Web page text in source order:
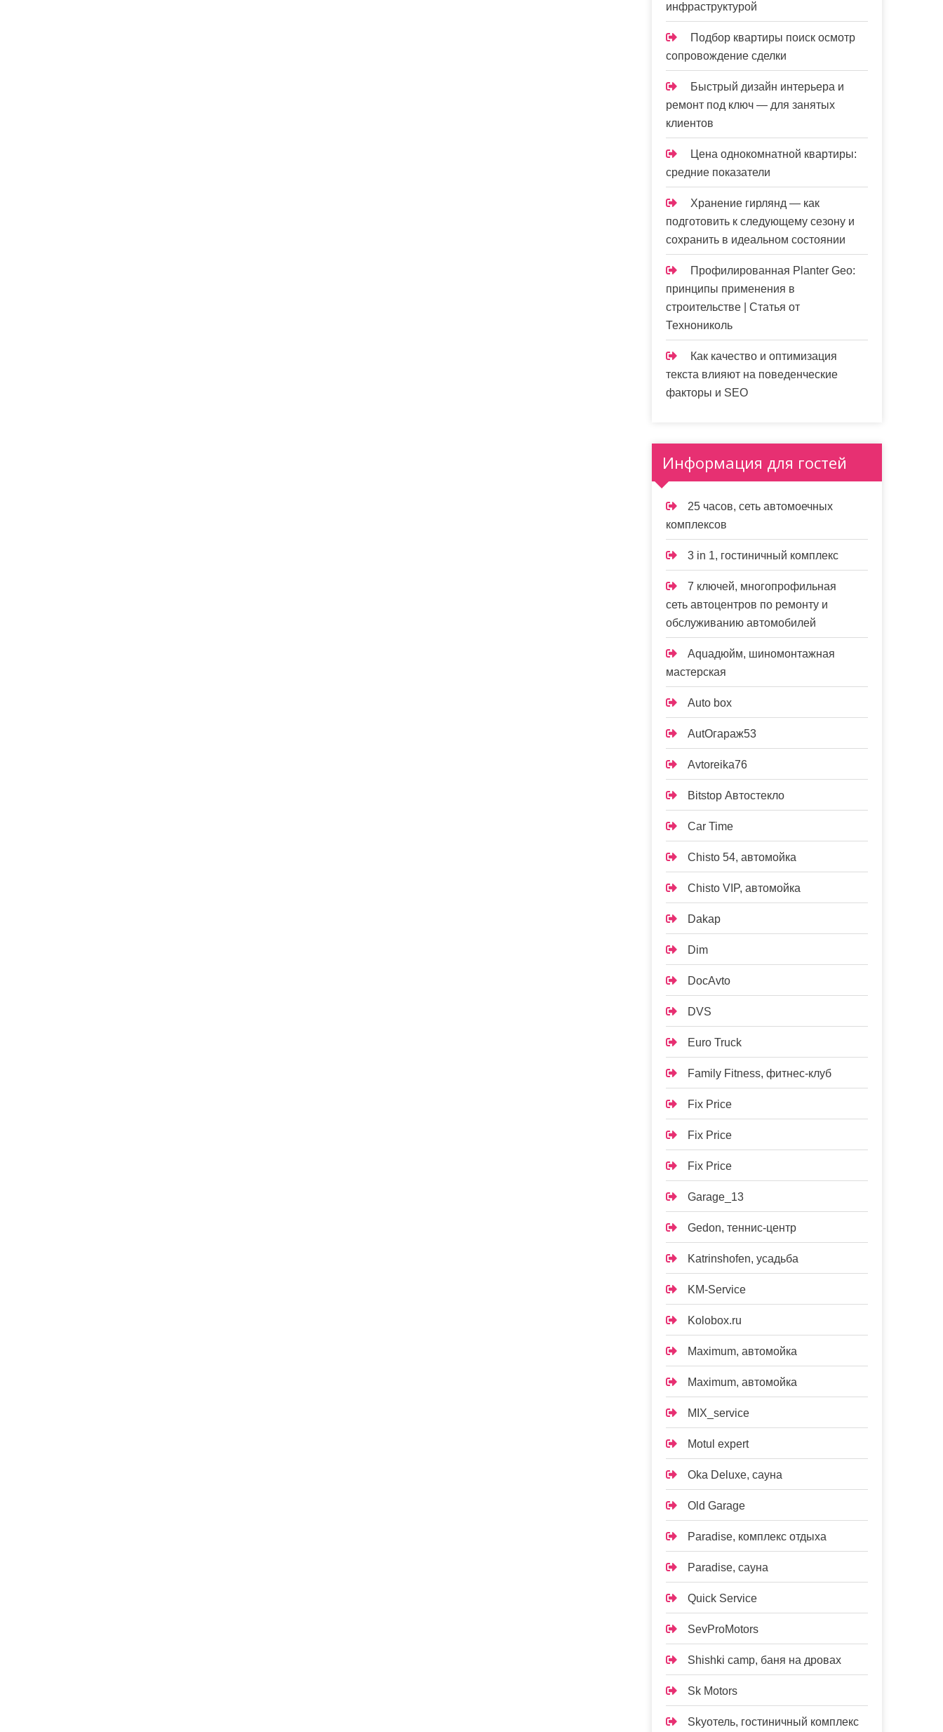
инфраструктурой
Подбор квартиры поиск осмотр
сопровождение сделки
Быстрый дизайн интерьера и
ремонт под ключ — для занятых
клиентов
Цена однокомнатной квартиры:
средние показатели
Хранение гирлянд — как
подготовить к следующему сезону и
сохранить в идеальном состоянии
Профилированная Planter Geo:
принципы применения в
строительстве | Статья от
Технониколь
Как качество и оптимизация
текста влияют на поведенческие
факторы и SEO
Информация для гостей
25 часов, сеть автомоечных
комплексов
3 in 1, гостиничный комплекс
7 ключей, многопрофильная
сеть автоцентров по ремонту и
обслуживанию автомобилей
Aquaдюйм, шиномонтажная
мастерская
Auto box
AutOгараж53
Avtoreika76
Bitstop Автостекло
Car Time
Chisto 54, автомойка
Chisto VIP, автомойка
Dakap
Dim
DocAvto
DVS
Euro Truck
Family Fitness, фитнес-клуб
Fix Price
Fix Price
Fix Price
Garage_13
Gedon, теннис-центр
Katrinshofen, усадьба
KM-Service
Kolobox.ru
Maximum, автомойка
Maximum, автомойка
MIX_service
Motul expert
Oka Deluxe, сауна
Old Garage
Paradise, комплекс отдыха
Paradise, сауна
Quick Service
SevProMotors
Shishki camp, баня на дровах
Sk Motors
Skyотель, гостиничный комплекс